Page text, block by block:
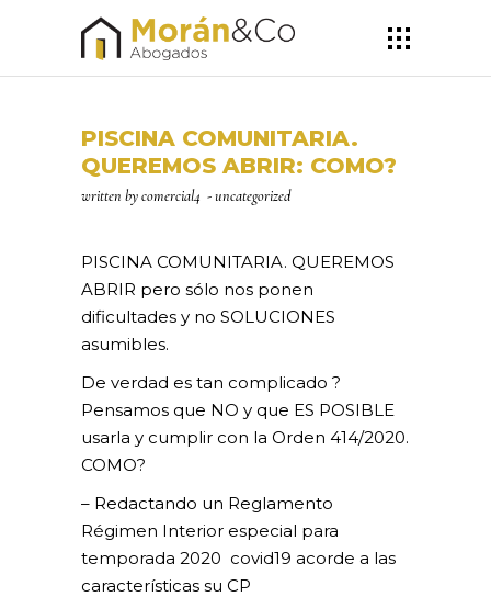
PISCINA COMUNITARIA.
QUEREMOS ABRIR: COMO?
written bycomercial4 uncategorized
PISCINA COMUNITARIA. QUEREMOS
ABRIR pero sólo nos ponen
dificultades y no SOLUCIONES
asumibles.
De verdad es tan complicado ?
Pensamos que NO y que ES POSIBLE
usarla y cumplir con la Orden 414/2020.
COMO?
– Redactando un Reglamento
Régimen Interior especial para
temporada 2020 covid19 acorde a las
características su CP